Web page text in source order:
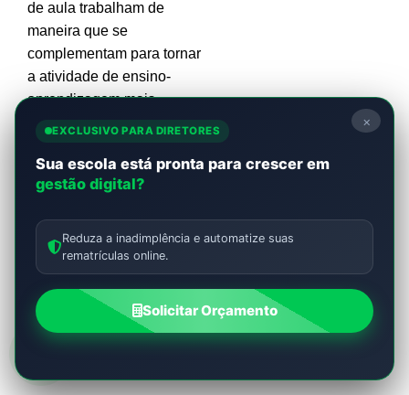
de aula trabalham de
maneira que se
complementam para tornar
a atividade de ensino-
aprendizagem mais
interativa e personalizada.
Agora que você já sabe
tudo sobre o ensino híbrido,
adotá-lo na sua escola!
Aproveite também para ler
outro artigo do nosso blog
sobre o tema:
Acompanhamento escolar:
por que a escola deve
×
EXCLUSIVO PARA DIRETORES
Sua escola está pronta para crescer em
gestão digital?
Reduza a inadimplência e automatize suas
rematrículas online.
Solicitar Orçamento